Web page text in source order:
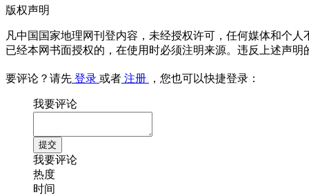
版权声明
凡中国国家地理网刊登内容，未经授权许可，任何媒体和个
已经本网书面授权的，在使用时必须注明来源。违反上述声
要评论？请先 登录 或者 注册 ，您也可以快捷登录：
我要评论
我要评论
热度
时间